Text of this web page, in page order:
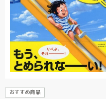
おすすめ商品